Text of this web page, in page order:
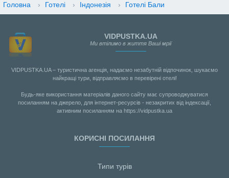
Головна › Готелі › Індонезія › Готелі Бали
VIDPUSTKA.UA
Ми втілимо в життя Ваші мрії
VIDPUSTKA.UA – туристична агенція, надаємо незабутній відпочинок, шукаємо
найкращі тури, відправляємо в перевірені отелі!
Будь-яке використання матеріалів даного сайту має супроводжуватися
посиланням на джерело, для інтернет-ресурсів - незакритих від індексації,
активним посиланням на https://vidpustka.ua
КОРИСНІ ПОСИЛАННЯ
Типи турів